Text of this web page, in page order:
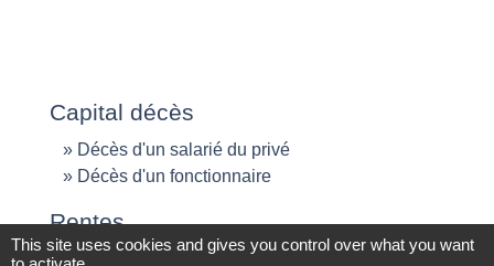
Capital décès
Décès d'un salarié du privé
Décès d'un fonctionnaire
Rentes
Allocation veuvage
This site uses cookies and gives you control over what you want